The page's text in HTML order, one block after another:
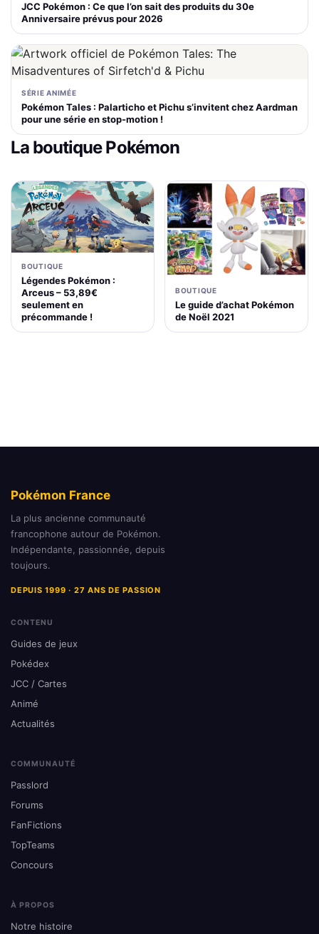
JCC Pokémon : Ce que l’on sait des produits du 30e
Anniversaire prévus pour 2026
SÉRIE ANIMÉE
Pokémon Tales : Palarticho et Pichu s’invitent chez Aardman
pour une série en stop-motion !
La boutique Pokémon
BOUTIQUE
Légendes Pokémon :
Arceus – 53,89€
seulement en
précommande !
BOUTIQUE
Le guide d’achat Pokémon
de Noël 2021
Pokémon France
La plus ancienne communauté
francophone autour de Pokémon.
Indépendante, passionnée, depuis
toujours.
DEPUIS 1999 · 27 ANS DE PASSION
CONTENU
Guides de jeux
Pokédex
JCC / Cartes
Animé
Actualités
COMMUNAUTÉ
Passlord
Forums
FanFictions
TopTeams
Concours
À PROPOS
Notre histoire